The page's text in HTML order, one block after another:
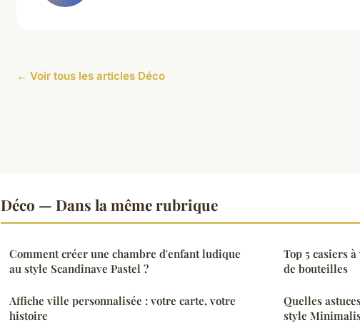
← Voir tous les articles Déco
Déco — Dans la même rubrique
Comment créer une chambre d'enfant ludique
au style Scandinave Pastel ?
Affiche ville personnalisée : votre carte, votre
histoire
Top 5 casiers
de bouteilles
Quelles
style